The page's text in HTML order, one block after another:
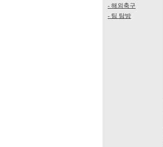
- 해외축구
- 팀 탐방